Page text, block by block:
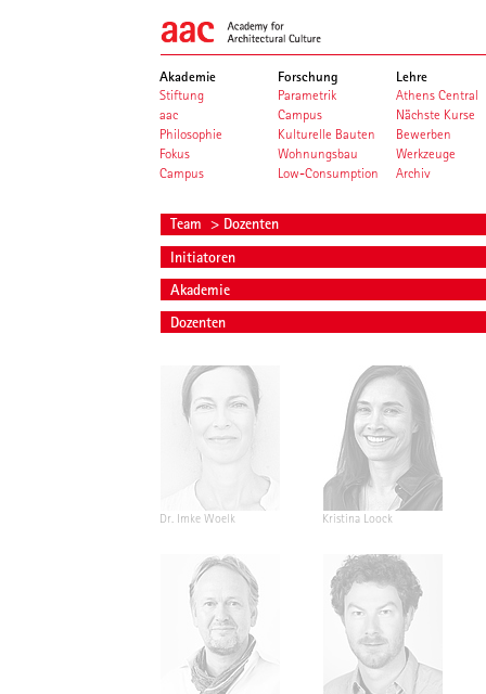
Akademie
Stiftung
aac
Philosophie
Fokus
Campus
Forschung
Parametrik
Campus
Kulturelle Bauten
Wohnungsbau
Low-Consumption
Lehre
Athens Central
Nächste Kurse
Bewerben
Werkzeuge
Archiv
Team > Dozenten
Initiatoren
Akademie
Dozenten
Dr. Imke Woelk Kristina Loock